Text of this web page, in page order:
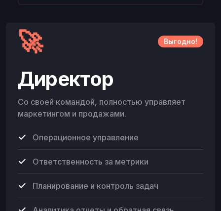
🚀 Выгодно!
Директор
Со своей командой, полностью управляет
маркетингом и продажами.
Операционное управление
Ответственность за метрики
Планирование и контроль задач